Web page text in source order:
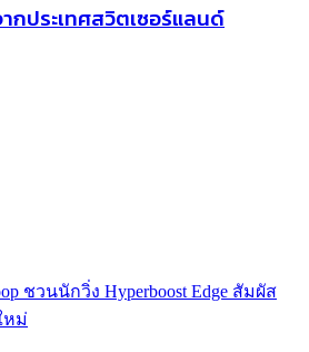
กประเทศสวิตเซอร์แลนด์